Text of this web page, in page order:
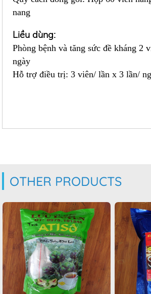
nang
Liều dùng:
Phòng bệnh và tăng sức đề kháng 2
ngày
Hỗ trợ điều trị: 3 viên/ lần x 3 lần/
OTHER PRODUCTS